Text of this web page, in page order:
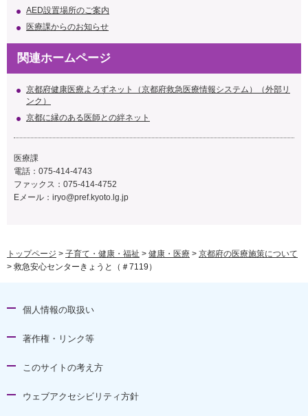
AED設置場所のご案内
医療課からのお知らせ
関連ホームページ
京都府健康医療よろずネット（京都府救急医療情報システム）（外部リ
ンク）
京都に縁のある医師との絆ネット
医療課
電話：075-414-4743
ファックス：075-414-4752
Eメール： iryo@pref.kyoto.lg.jp
トップページ > 子育て・健康・福祉 > 健康・医療 > 京都府の医療施策について
> 救急安心センターきょうと（＃7119）
個人情報の取扱い
著作権・リンク等
このサイトの考え方
ウェブアクセシビリティ方針